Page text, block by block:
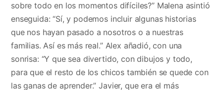
sobre todo en los momentos difíciles?” Malena asintió
enseguida: “Sí, y podemos incluir algunas historias
que nos hayan pasado a nosotros o a nuestras
familias. Así es más real.” Alex añadió, con una
sonrisa: “Y que sea divertido, con dibujos y todo,
para que el resto de los chicos también se quede con
las ganas de aprender.” Javier, que era el más